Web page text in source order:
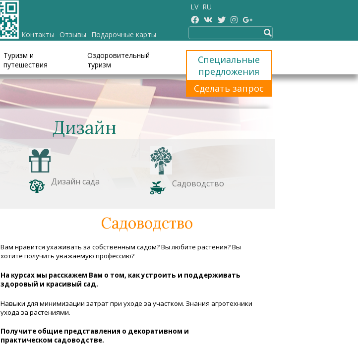
Контакты Отзывы Подарочные карты
LV RU
Специальные
предложения
Сделать запрос
Туризм и
путешествия
Оздоровительный
туризм
Дизайн
Дизайн сада Садоводство
Садоводство
Вам нравится ухаживать за собственным садом? Вы любите растения? Вы
хотите получить уважаемую профессию?
На курсах мы расскажем Вам о том, как устроить и поддерживать
здоровый и красивый сад.
Навыки для минимизации затрат при уходе за участком. Знания агротехники
ухода за растениями.
Получите общие представления о декоративном и
практическом садоводстве.